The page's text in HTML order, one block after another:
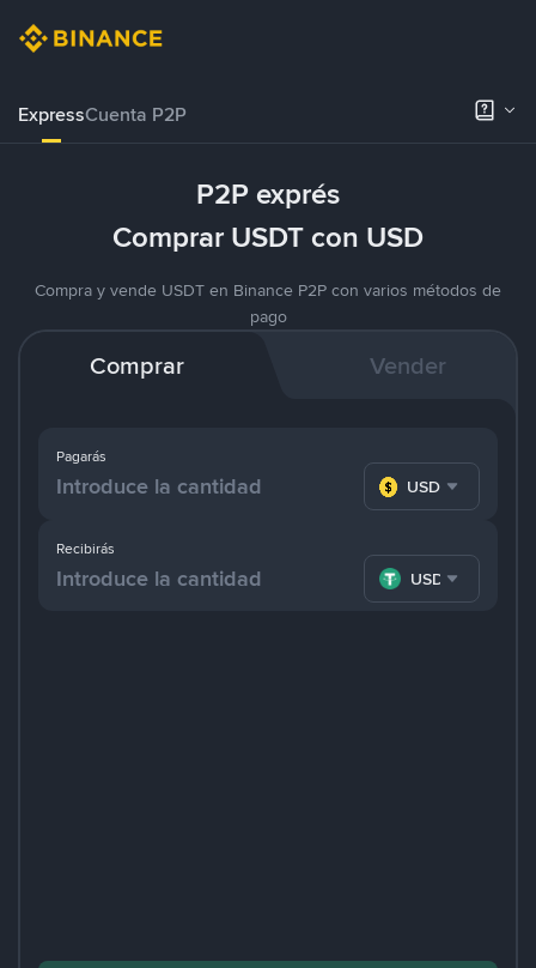
ExpressCuenta P2P
P2P exprés
Comprar USDT con USD
Compra y vende USDT en Binance P2P con varios métodos de
pago
Comprar Vender
Pagarás
USD
Recibirás
USDT